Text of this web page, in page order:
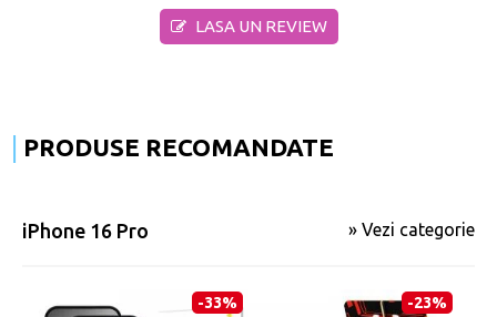
LASA UN REVIEW
PRODUSE RECOMANDATE
iPhone 16 Pro » Vezi categorie
-33% -23%